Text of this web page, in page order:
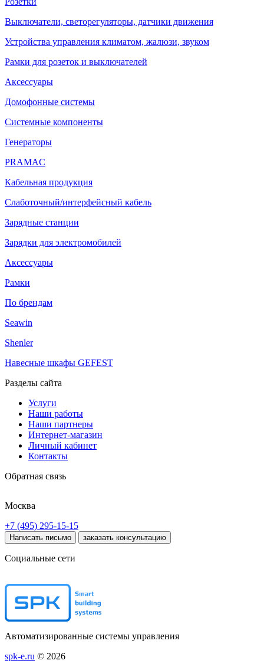
Выключатели, светорегуляторы, датчики движения
Устройства управления климатом, жалюзи, звуком
Рамки для розеток и выключателей
Аксессуары
Домофонные системы
Системные компоненты
Генераторы
PRAMAC
Кабельная продукция
Слаботочный/интерфейсный кабель
Зарядные станции
Зарядки для электромобилей
Аксессуары
Рамки
По брендам
Seawin
Shenler
Навесные шкафы GEFEST
Разделы сайта
Услуги
Наши работы
Наши партнеры
Интернет-магазин
Личный кабинет
Контакты
Обратная связь
Москва
+7 (495) 295-15-15
Написать письмо заказать консультацию
Социальные сети
Автоматизированные системы управления
spk-e.ru © 2026